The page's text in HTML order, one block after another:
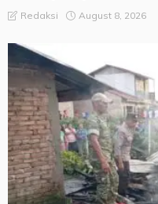
Redaksi August 8, 2026